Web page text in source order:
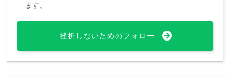
ます。
挫折しないためのフォロー